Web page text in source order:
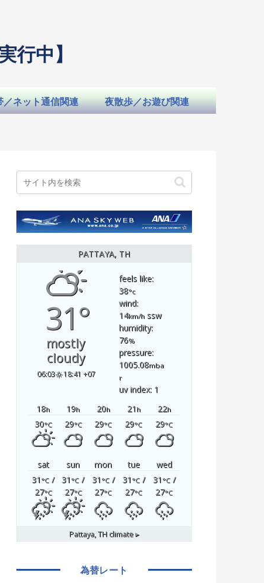
行中】
／ネット通信関連 夜散歩／お遊び関連
PATTAYA, TH
31°
mostly
cloudy
06:03 18:41 +07
feels like:
38°c
wind:
14km/h ssw
humidity:
76%
pressure:
1005.08mba
r
uv index: 1
18h 19h 20h 21 h 22h
30°C 29°C 29°C 29°C 29°C
sat sun mon tue
wed
31 °C /
27°C
31 °C /
27°C
31 °C/
27°C
31 °C/
27°C
31 °C/
27°C
Pattaya, THclimate ▸
為替レート